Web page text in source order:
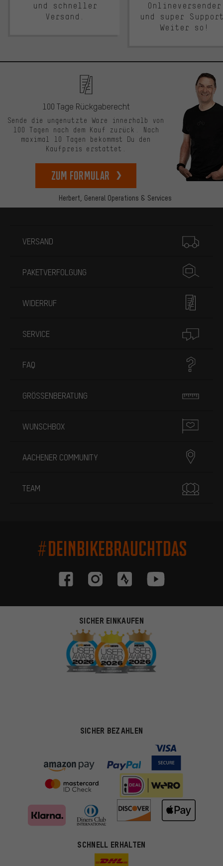
und schneller
Versand.
Onlineversender
und super
Weiter so!
Herbert, General Operations & Services
100 Tage Rückgaberecht
Sende die ungenutzte Ware innerhalb von
100 Tagen nach dem Kauf zurück. Nach
maximal 10 Tagen bekommst Du den
Kaufpreis erstattet.
zum Formular
VERSAND
PAKETVERFOLGUNG
WIDERRUF
SERVICE
FAQ
GRÖSSENBERATUNG
WUNSCHBOX
AACHENER COMMUNITY
TEAM
#DEINBIKEBRAUCHTDAS
SICHER EINKAUFEN
SICHER BEZAHLEN
SCHNELL ERHALTEN